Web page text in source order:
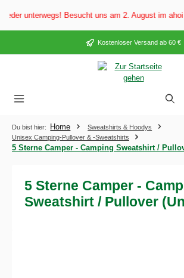
springen
unterwegs! Besucht uns am 2. August im ahoi
Kostenloser Versand ab 60 €
Du bist hier: Home
Sweatshirts & Hoodys
Unisex Camping-Pullover & -Sweatshirts
5 Sterne Camper - Camping Sweatshirt /
5 Sterne Camper -
Sweatshirt / Pullover